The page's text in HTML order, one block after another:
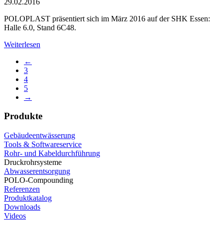
POLOPLAST präsentiert sich im März 2016 auf der SHK Essen:
Halle 6.0, Stand 6C48.
Weiterlesen
←
3
4
5
→
Produkte
Gebäudeentwässerung
Tools & Softwareservice
Rohr- und Kabeldurchführung
Druckrohrsysteme
Abwasserentsorgung
POLO-Compounding
Referenzen
Produktkatalog
Downloads
Videos